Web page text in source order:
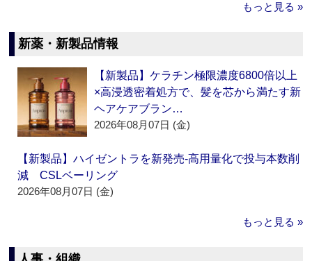
もっと見る »
新薬・新製品情報
【新製品】ケラチン極限濃度6800倍以上
×高浸透密着処方で、髪を芯から満たす新
ヘアケアブラン…
2026年08月07日 (金)
【新製品】ハイゼントラを新発売‐高用量化で投与本数削
減 CSLベーリング
2026年08月07日 (金)
もっと見る »